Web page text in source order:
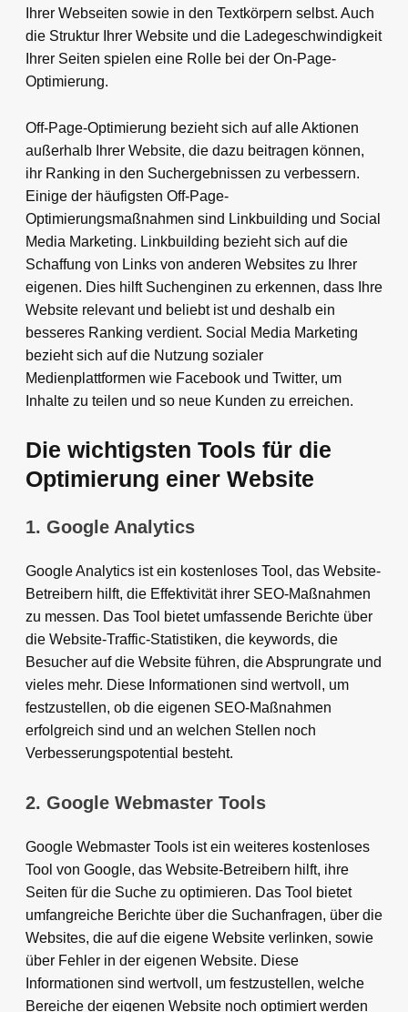
Ihrer Webseiten sowie in den Textkörpern selbst. Auch
die Struktur Ihrer Website und die Ladegeschwindigkeit
Ihrer Seiten spielen eine Rolle bei der On-Page-
Optimierung.
Off-Page-Optimierung bezieht sich auf alle Aktionen
außerhalb Ihrer Website, die dazu beitragen können,
ihr Ranking in den Suchergebnissen zu verbessern.
Einige der häufigsten Off-Page-
Optimierungsmaßnahmen sind Linkbuilding und Social
Media Marketing. Linkbuilding bezieht sich auf die
Schaffung von Links von anderen Websites zu Ihrer
eigenen. Dies hilft Suchenginen zu erkennen, dass Ihre
Website relevant und beliebt ist und deshalb ein
besseres Ranking verdient. Social Media Marketing
bezieht sich auf die Nutzung sozialer
Medienplattformen wie Facebook und Twitter, um
Inhalte zu teilen und so neue Kunden zu erreichen.
Die wichtigsten Tools für die
Optimierung einer Website
1. Google Analytics
Google Analytics ist ein kostenloses Tool, das Website-
Betreibern hilft, die Effektivität ihrer SEO-Maßnahmen
zu messen. Das Tool bietet umfassende Berichte über
die Website-Traffic-Statistiken, die keywords, die
Besucher auf die Website führen, die Absprungrate und
vieles mehr. Diese Informationen sind wertvoll, um
festzustellen, ob die eigenen SEO-Maßnahmen
erfolgreich sind und an welchen Stellen noch
Verbesserungspotential besteht.
2. Google Webmaster Tools
Google Webmaster Tools ist ein weiteres kostenloses
Tool von Google, das Website-Betreibern hilft, ihre
Seiten für die Suche zu optimieren. Das Tool bietet
umfangreiche Berichte über die Suchanfragen, über die
Websites, die auf die eigene Website verlinken, sowie
über Fehler in der eigenen Website. Diese
Informationen sind wertvoll, um festzustellen, welche
Bereiche der eigenen Website noch optimiert werden